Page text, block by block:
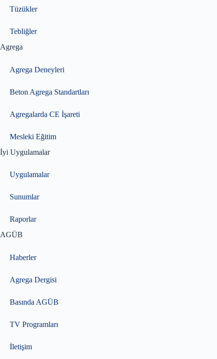
Tüzükler
Tebliğler
Agrega
Agrega Deneyleri
Beton Agrega Standartları
Agregalarda CE İşareti
Mesleki Eğitim
İyi Uygulamalar
Uygulamalar
Sunumlar
Raporlar
AGÜB
Haberler
Agrega Dergisi
Basında AGÜB
TV Programları
İletişim